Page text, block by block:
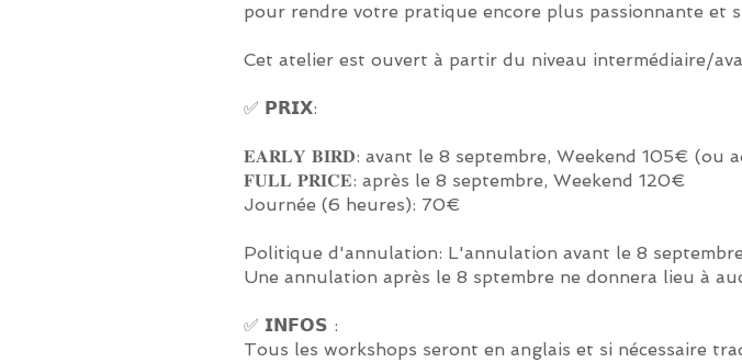
pour rendre votre pratique encore plus passionnante et
Cet atelier est ouvert à partir du niveau intermédiaire/
✅ 𝗣𝗥𝗜𝗫:
𝐄𝐀𝐑𝐋𝐘 𝐁𝐈𝐑𝐃: avant le 8 septembre, Weekend 105€ (ou
𝐅𝐔𝐋𝐋 𝐏𝐑𝐈𝐂𝐄: après le 8 septembre, Weekend 120€
Journée (6 heures): 70€
Politique d'annulation: L'annulation avant le 8
Une annulation après le 8 sptembre ne donnera lieu à
✅ 𝗜𝗡𝗙𝗢𝗦 :
Tous les workshops seront en anglais et si nécessaire